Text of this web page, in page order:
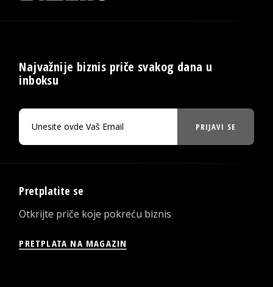
Najvažnije biznis priče svakog dana u
inboksu
PRIJAVI SE
Pretplatite se
Otkrijte priče koje pokreću biznis
PRETPLATA NA MAGAZIN